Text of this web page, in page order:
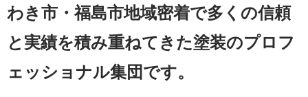
わき市・福島市地域密着で多くの信頼
と実績を積み重ねてきた塗装のプロフ
ェッショナル集団です。